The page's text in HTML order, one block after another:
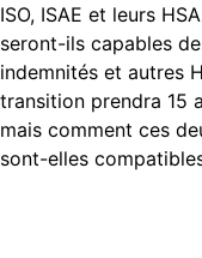
ISO, ISAE et leurs
seront-ils capables
indemnités et autres
transition prendra 15
mais comment ces
sont-elles